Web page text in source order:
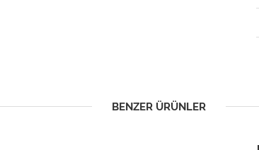
BENZER ÜRÜNLER